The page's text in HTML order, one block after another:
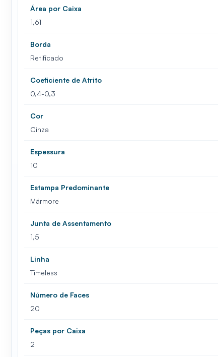
Área por Caixa
1,61
Borda
Retificado
Coeficiente de Atrito
0,4-0,3
Cor
Cinza
Espessura
10
Estampa Predominante
Mármore
Junta de Assentamento
1,5
Linha
Timeless
Número de Faces
20
Peças por Caixa
2